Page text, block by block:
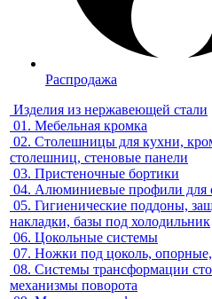
Распродажа
Изделия из нержавеющей стали
01. Мебельная кромка
02. Столешницы для кухни,
столешниц, стеновые панели
03. Пристеночные бортики
04. Алюминиевые профили для
05. Гигиенические поддоны,
накладки, базы под холодильник
06. Цокольные системы
07. Ножки под цоколь, опорные,
08. Системы трансформации
механизмы поворота